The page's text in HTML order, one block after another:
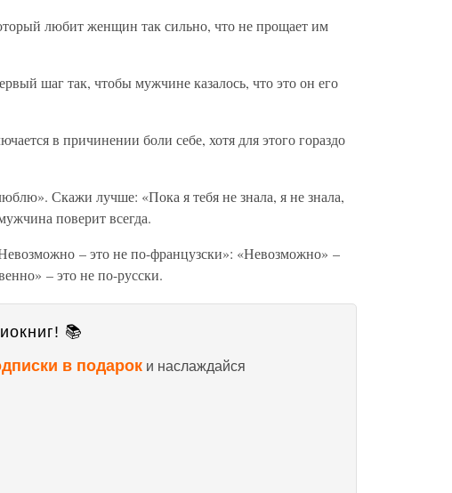
любит женщин так сильно, что не прощает им
шаг так, чтобы мужчине казалось, что это он его
в причинении боли себе, хотя для этого гораздо
Скажи лучше: «Пока я тебя не знала, я не знала,
поверит всегда.
– это не по-французски»: «Невозможно» –
– это не по-русски.
📚
в подарок и наслаждайся